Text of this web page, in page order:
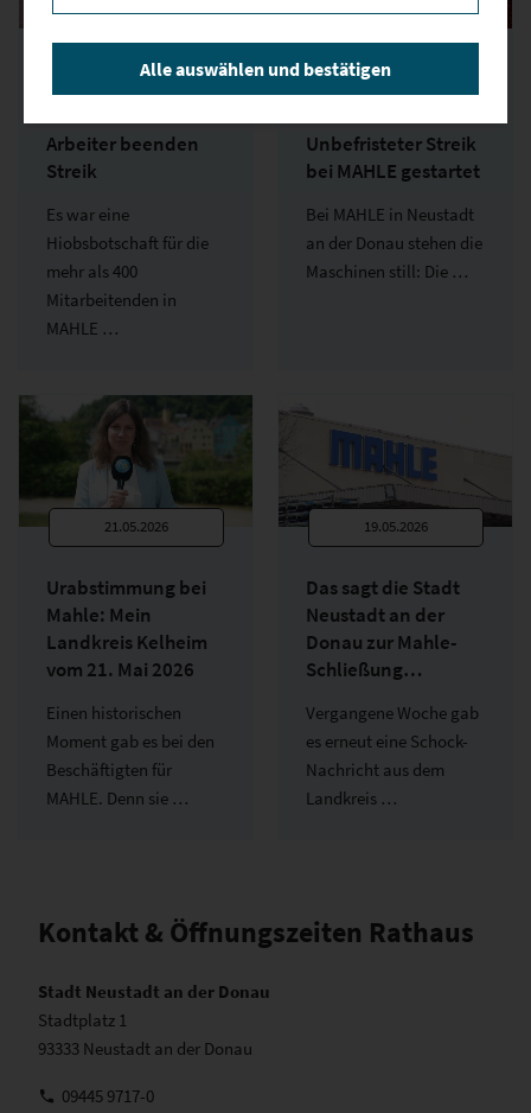
Neustadt an der
Arbeiter beenden
Streik
Es war eine
Hiobsbotschaft für die
mehr als 400
Mitarbeitenden in
MAHLE …
Neustadt an der
Unbefristeter Streik
bei MAHLE gestartet
Bei MAHLE in Neustadt
an der Donau stehen die
Maschinen still: Die …
Urabstimmung bei
Mahle: Mein
Landkreis Kelheim
vom 21. Mai 2026
Einen historischen
Moment gab es bei den
Beschäftigten für
MAHLE. Denn sie …
21.05.2026
Das sagt die Stadt
Neustadt an der
Donau zur Mahle-
Schließung…
Vergangene Woche gab
es erneut eine Schock-
Nachricht aus dem
Landkreis …
19.05.2026
Kontakt & Öffnungszeiten Rathaus
Stadt Neustadt an der Donau
Stadtplatz 1
93333 Neustadt an der Donau
09445 9717-0
Alle auswählen und bestätigen